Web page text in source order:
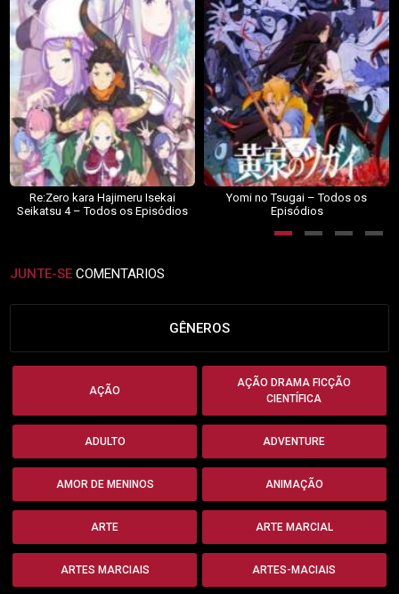
Re:Zero kara Hajimeru Isekai
Seikatsu 4 – Todos os Episódios
Yomi no Tsugai – Todos os
Episódios
JUNTE-SE COMENTARIOS
GÊNEROS
AÇÃO
AÇÃO DRAMA FICÇÃO
CIENTÍFICA
ADULTO ADVENTURE
AMOR DE MENINOS ANIMAÇÃO
ARTE ARTE MARCIAL
ARTES MARCIAIS ARTES-MACIAIS